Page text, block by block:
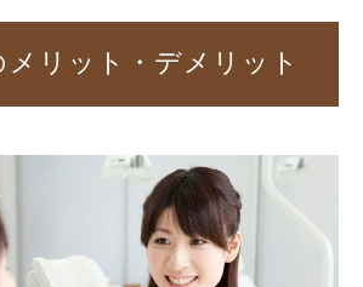
メリット・デメリット